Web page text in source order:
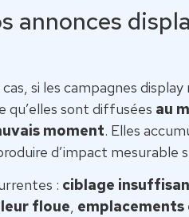
annonces
si les campagnes
qu’elles sont diffusées au
moment. Elles
d’impact mesurable
: ciblage
floue,